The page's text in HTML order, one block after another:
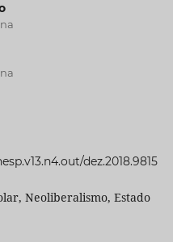
dez.2018.9815
Neoliberalismo, Estado